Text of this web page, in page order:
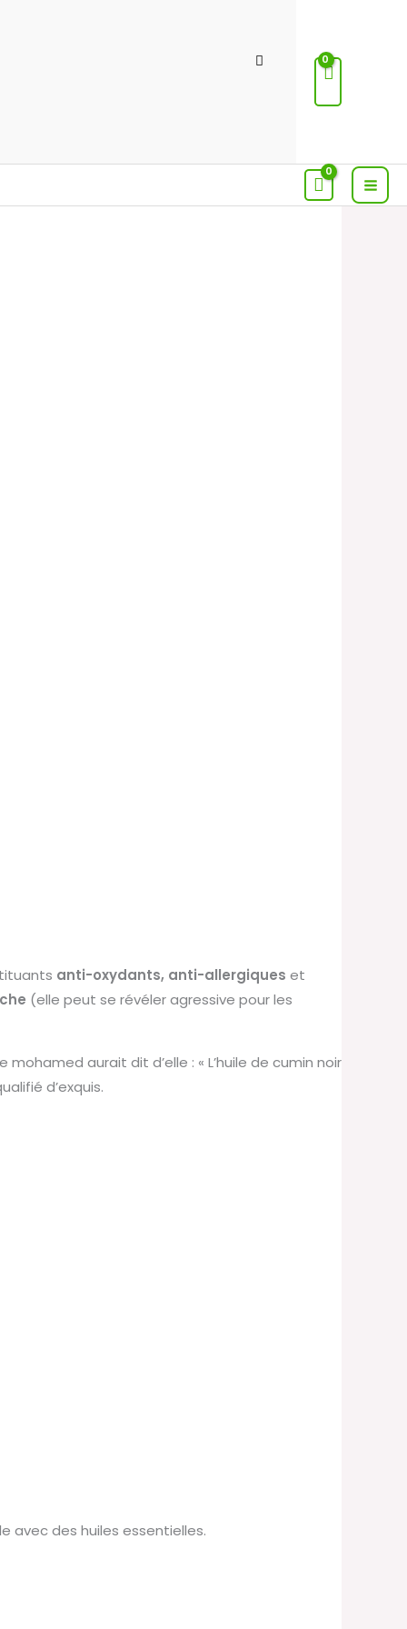
anti-oxydants, anti-allergiques et
(elle peut se révéler agressive pour les
aurait dit d’elle : « L’huile de cumin noir
d’exquis.
avec des huiles essentielles.